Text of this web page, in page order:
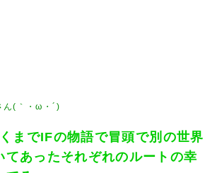
ん(｀・ω・´)
までIFの物語で冒頭で別の世界
てあったそれぞれのルートの幸